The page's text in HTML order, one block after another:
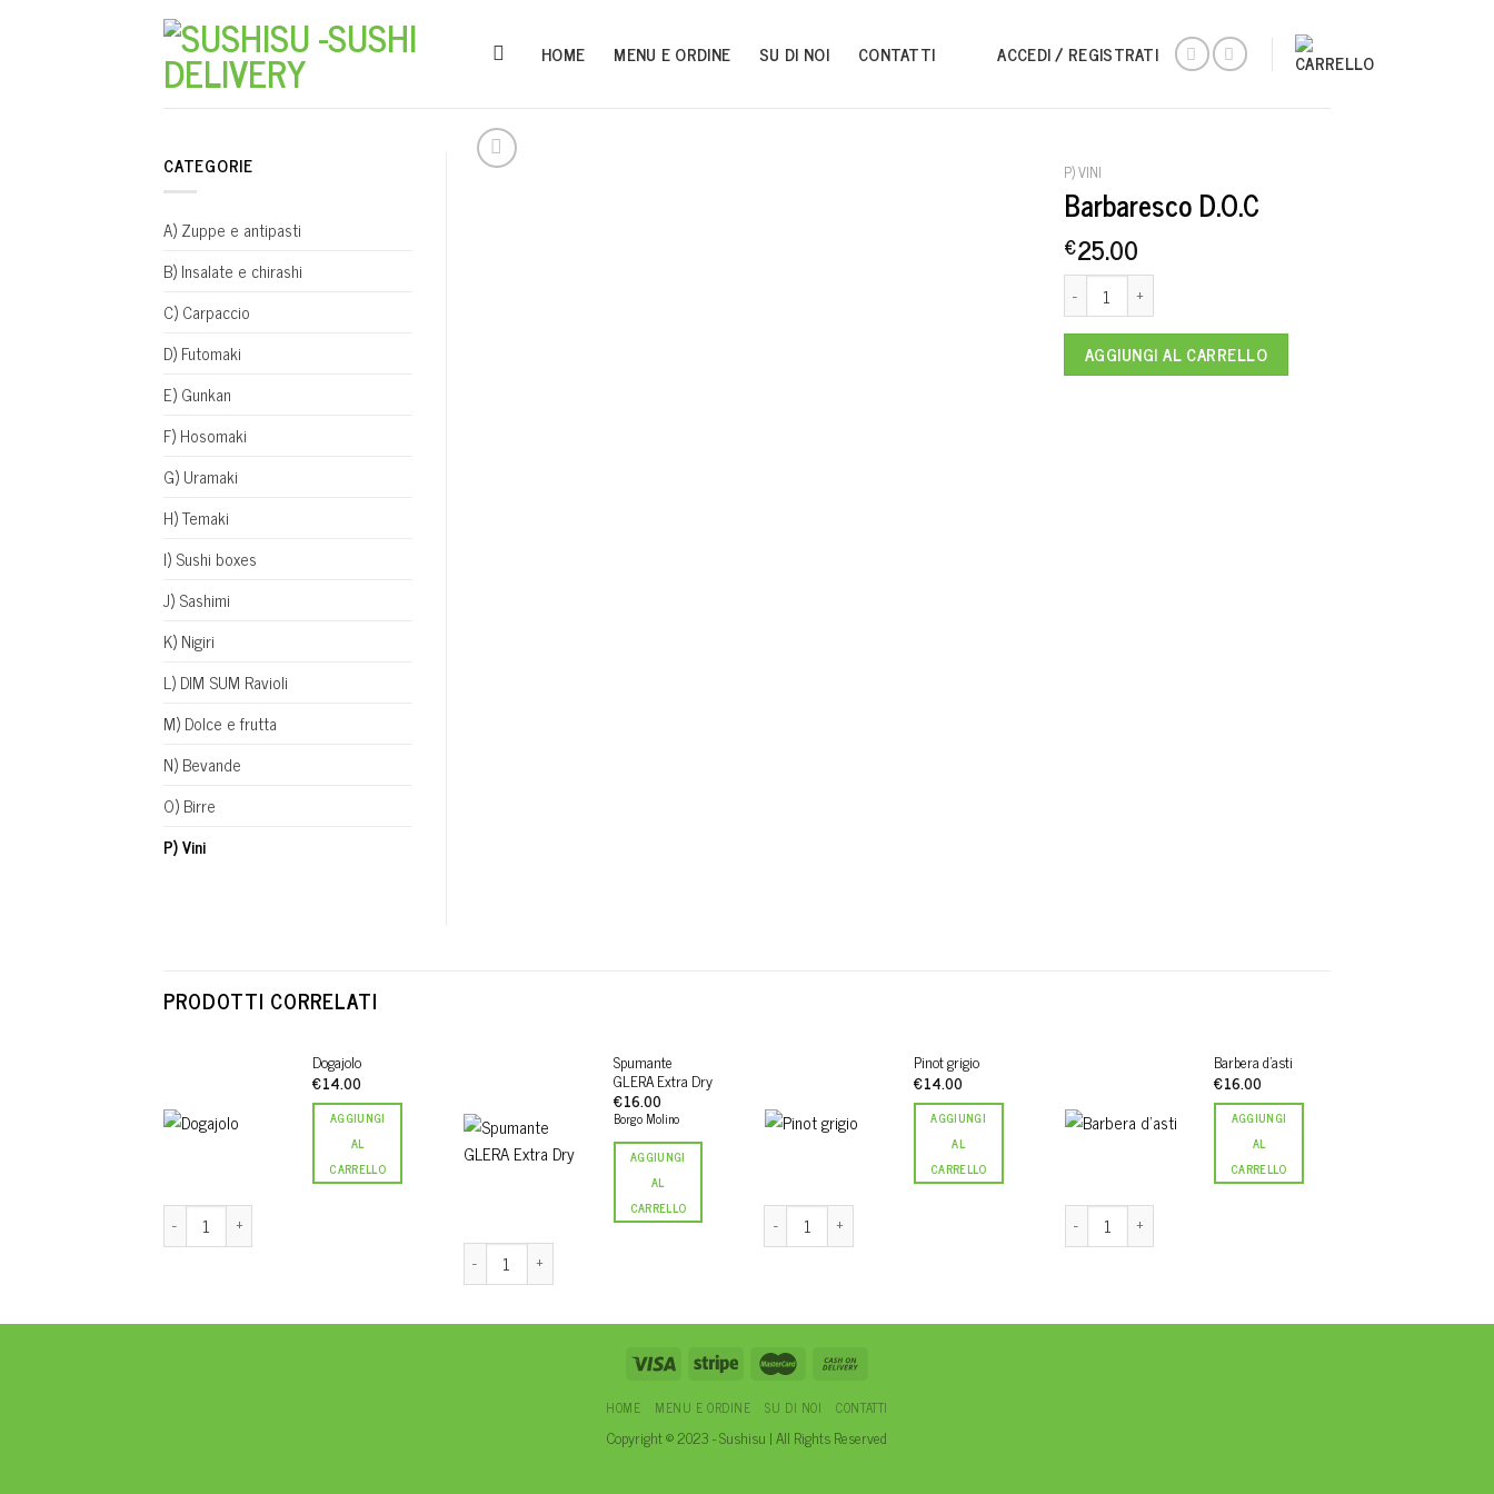
HOME MENU E ORDINE SU DI NOI CONTATTI ACCEDI / REGISTRATI
P) VINI
Barbaresco D.O.C
€25.00
Barbaresco D.O.C quantità
AGGIUNGI AL CARRELLO
CATEGORIE
A) Zuppe e antipasti
B) Insalate e chirashi
C) Carpaccio
D) Futomaki
E) Gunkan
F) Hosomaki
G) Uramaki
H) Temaki
I) Sushi boxes
J) Sashimi
K) Nigiri
L) DIM SUM Ravioli
M) Dolce e frutta
N) Bevande
O) Birre
P) Vini
PRODOTTI CORRELATI
Dogajolo
€14.00
AGGIUNGI
AL
CARRELLO
Dogajolo quantità
Spumante
GLERA Extra Dry
€16.00
Borgo Molino
AGGIUNGI
AL
CARRELLO
Spumante GLERA Extra Dry quantità
Pinot grigio
€14.00
AGGIUNGI
AL
CARRELLO
Pinot grigio quantità
Barbera d’asti
€16.00
AGGIUNGI
AL
CARRELLO
Barbera d'asti quantità
HOME MENU E ORDINE SU DI NOI CONTATTI
Copyright © 2023 - Sushisu | All Rights Reserved